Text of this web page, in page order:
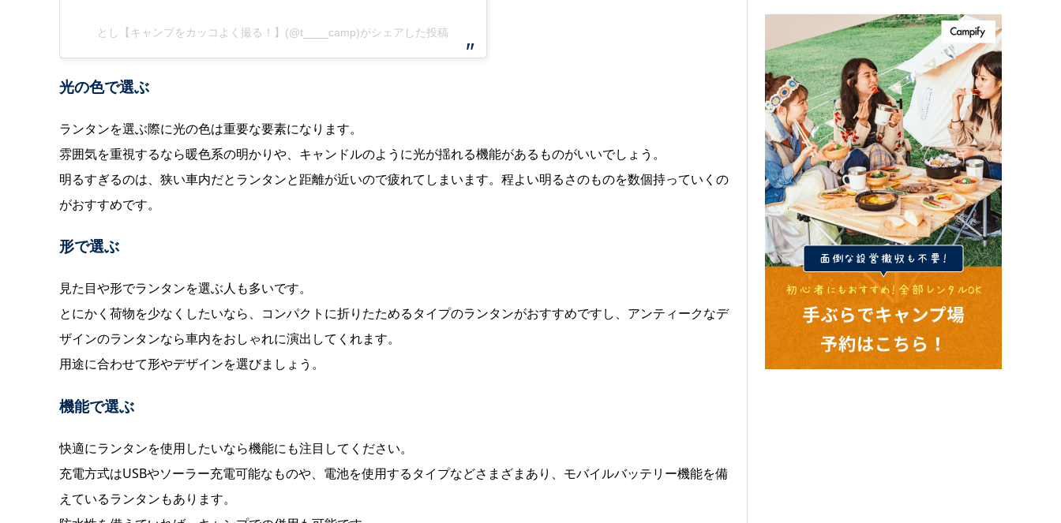
とし【キャンプをカッコよく撮る！】(@t____camp)がシェアした投稿
光の色で選ぶ
ランタンを選ぶ際に光の色は重要な要素になります。
雰囲気を重視するなら暖色系の明かりや、キャンドルのように光が揺れる機能があるものがいいでしょう。
明るすぎるのは、狭い車内だとランタンと距離が近いので疲れてしまいます。程よい明るさのものを数個持っていくの
がおすすめです。
形で選ぶ
見た目や形でランタンを選ぶ人も多いです。
とにかく荷物を少なくしたいなら、コンパクトに折りたためるタイプのランタンがおすすめですし、アンティークなデ
ザインのランタンなら車内をおしゃれに演出してくれます。
用途に合わせて形やデザインを選びましょう。
機能で選ぶ
快適にランタンを使用したいなら機能にも注目してください。
充電方式はUSBやソーラー充電可能なものや、電池を使用するタイプなどさまざまあり、モバイルバッテリー機能を備
えているランタンもあります。